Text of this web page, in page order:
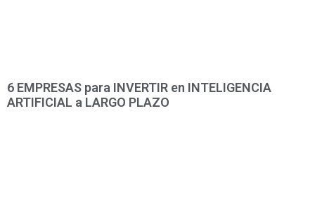
6 EMPRESAS para INVERTIR en INTELIGENCIA
ARTIFICIAL a LARGO PLAZO